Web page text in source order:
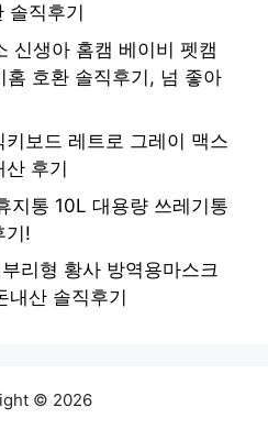
솔직후기
신생아 홈캠 베이비 펫캠
호환 솔직후기, 넘 좋아
보드 레트로 그레이 맥스
후기
지통 10L 대용량 쓰레기통
기!
리형 황사 방역용마스크
산 솔직후기
© 2026